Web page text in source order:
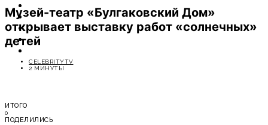
КРАСОТА
МОДА
ЛИЧНОСТЬ
ОТДЫХ
Музей-театр «Булгаковский Дом»
открывает выставку работ «солнечных»
детей
CELEBRITYTV
2 МИНУТЫ
ИТОГО
0
ПОДЕЛИЛИСЬ